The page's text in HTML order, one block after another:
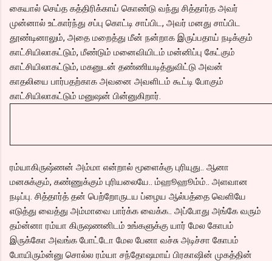
கையால் செய்த கத்திரிக்காய் கொண்டு வந்து சித்தார்த அவர்
முன்னால் உட்கார்ந்து சப்பு கொட்டி சாப்பிட, அவர் மனது சாப்பிட
தூண்டினாலும், அதை மறைத்து மீன் நன்றாக இருப்பதாய் நடிக்கும்
காட்சியிலாகட்டும், மீண்டும் மனைவியிடம் மன்னிப்பு கேட்கும்
காட்சியிலாகட்டும், மகனுடன் தண்ணியடித்துவிட்டு அவன்
காதலியை பார்பதற்காக அவனை அவளிடம் கூட்டி போகும்
காட்சியிலாகட்டும் மனுஷன் பின்னுகிறார்.
ரம்யாகிருஷ்ணன் அம்மா என்றால் மூளைக்கு புரியுது.. ஆனா
மனசுக்கும், கண்ணுக்கும் புரியலையே.. ம்ஹூஹூம்ம்.. அளவான
நடிப்பு. சித்தார்த் தன் பெற்றோருடய ப்ழைய ஆல்பத்தை வெளியே
எடுத்து வைத்து அம்மாவை பார்க்க வைக்க.. அப்போது அங்கே வரும்
தம்ன்னா ரம்யா கிருஷணனிடம் உங்களுக்கு யார் மேல கோபம்
இருக்கோ அவங்க போட்டோ மேல பேனா வச்சு அடிச்சா கோபம்
போயிரும்ன்னு சொல்ல ரம்யா சந்தோஷமாய் பிரகாஷின் முகத்தின்